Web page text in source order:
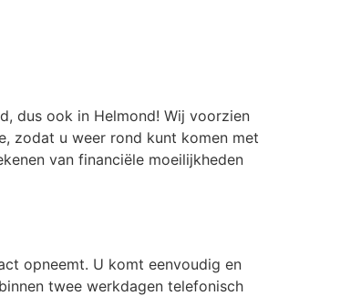
dus ook in Helmond! Wij voorzien
zodat u weer rond kunt komen met
van financiële moeilijkheden
opneemt. U komt eenvoudig en
twee werkdagen telefonisch